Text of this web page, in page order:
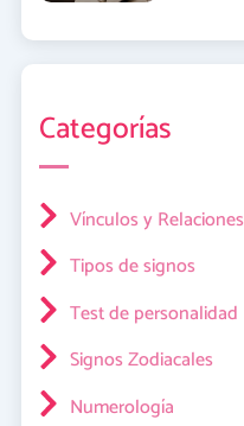
Categorías
Vínculos y Relaciones
Tipos de signos
Test de personalidad
Signos Zodiacales
Numerología